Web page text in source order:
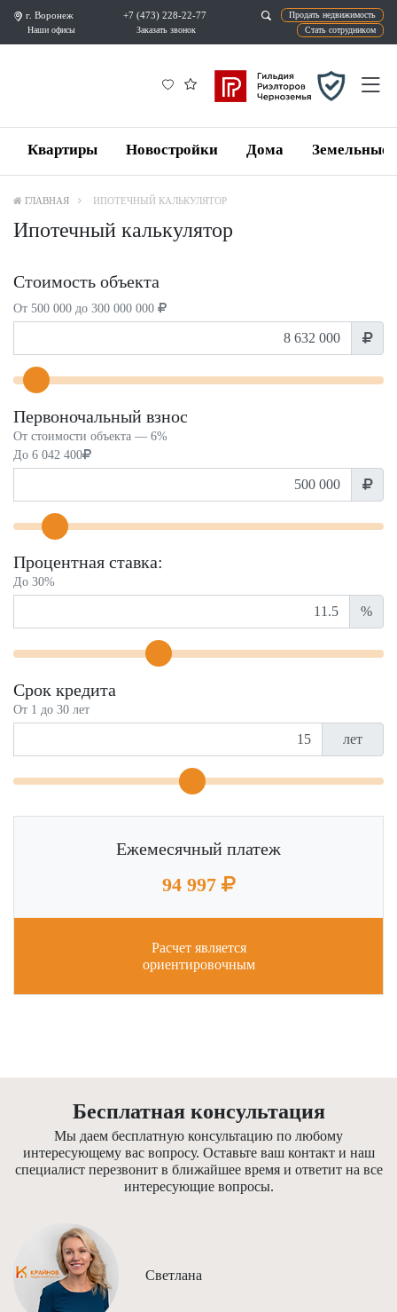
г. Воронеж
Наши офисы
+7 (473) 228-22-77
Квартиры Новостройки Дома Земельные
ГЛАВНАЯ ИПОТЕЧНЫЙ КАЛЬКУЛЯТОР
Ипотечный калькулятор
Стоимость объекта
От 500 000 до 300 000 000
Первоночальный взнос
От стоимости объекта — 6%
До 6 042 400
Процентная ставка:
До 30%
%
Срок кредита
От 1 до 30 лет
лет
Ежемесячный платеж
94 997
Расчет является
ориентировочным
Бесплатная консультация
Мы даем бесплатную консультацию по любому
интересующему вас вопросу. Оставьте ваш контакт и наш
специалист перезвонит в ближайшее время и ответит на все
интересующие вопросы.
Светлана